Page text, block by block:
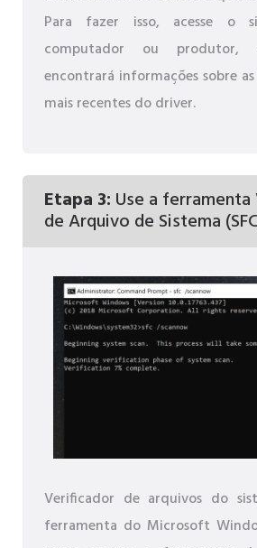
Para fazer isso, acesse o
computador ou produtor,
encontrará informações sobre
mais recentes do driver.
Etapa 3: Use a
de Arquivo de Sistema
Verificador de arquivos do
ferramenta do Microsoft